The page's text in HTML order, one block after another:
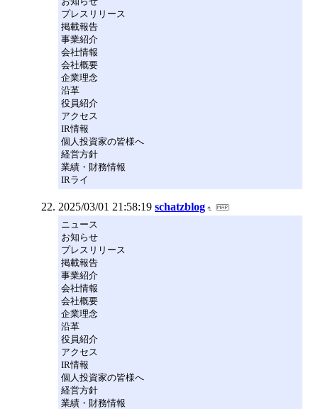
プレスリリース
掲載報告
事業紹介
会社情報
会社概要
企業理念
沿革
役員紹介
アクセス
IR情報
個人投資家の皆様へ
経営方針
業績・財務情報
IRライ
2025/03/01 21:58:19 schatzblog
ニュース
お知らせ
プレスリリース
掲載報告
事業紹介
会社情報
会社概要
企業理念
沿革
役員紹介
アクセス
IR情報
個人投資家の皆様へ
経営方針
業績・財務情報